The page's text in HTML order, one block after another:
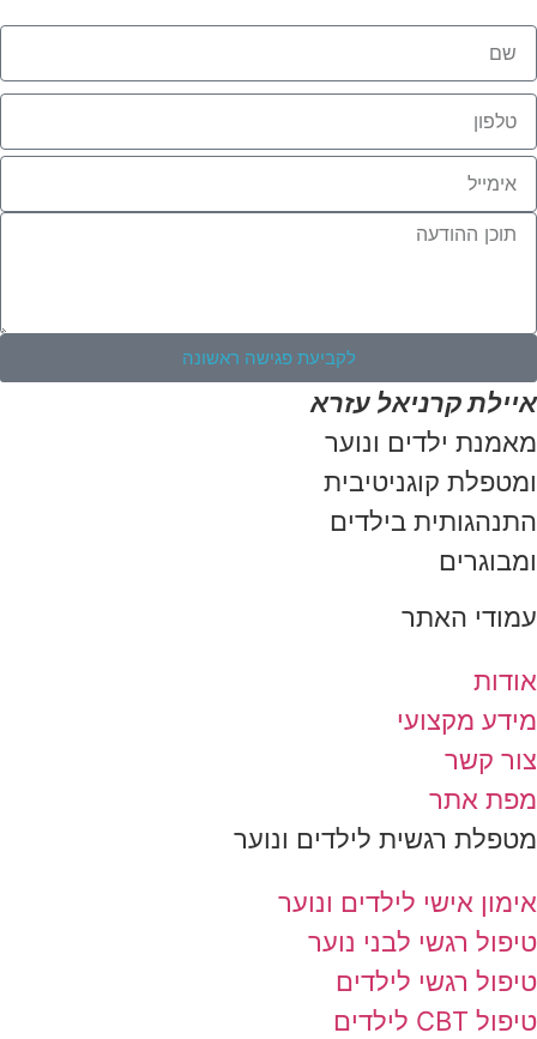
לקביעת פגישה ראשונה
איילת קרניאל עזרא
מאמנת ילדים ונוער
ומטפלת קוגניטיבית
התנהגותית בילדים
ומבוגרים
עמודי האתר
אודות
מידע מקצועי
צור קשר
מפת אתר
מטפלת רגשית לילדים ונוער
אימון אישי לילדים ונוער
טיפול רגשי לבני נוער
טיפול רגשי לילדים
טיפול CBT לילדים